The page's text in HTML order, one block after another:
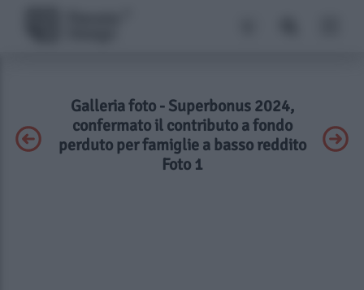
Galleria foto - Superbonus 2024,
confermato il contributo a fondo
perduto per famiglie a basso reddito
Foto 1